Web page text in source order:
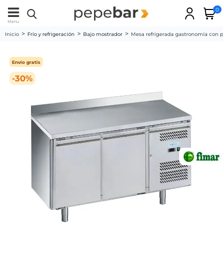
Menu
0
Inicio Frío y refrigeración Bajo mostrador Mesa refrigerada gastronomía con
-30%
Envío gratis